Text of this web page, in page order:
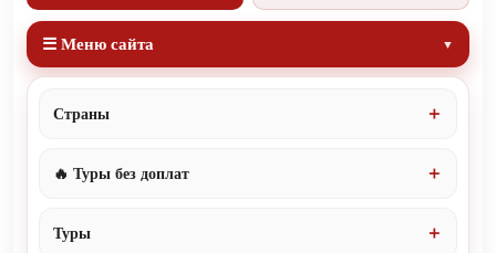
☰ Меню сайта
Страны
🔥 Туры без доплат
Туры